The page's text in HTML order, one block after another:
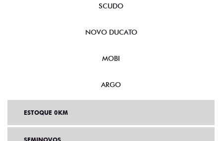
SCUDO
NOVO DUCATO
MOBI
ARGO
ESTOQUE 0KM